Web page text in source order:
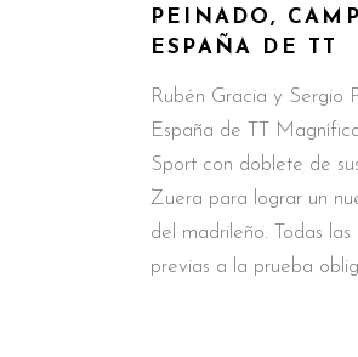
PEINADO,
ESPAÑA DE TT
Rubén Gracia y Sergio
España de TT
Sport con doblete de
Zuera para lograr un
del madrileño. Todas
previas a la prueba